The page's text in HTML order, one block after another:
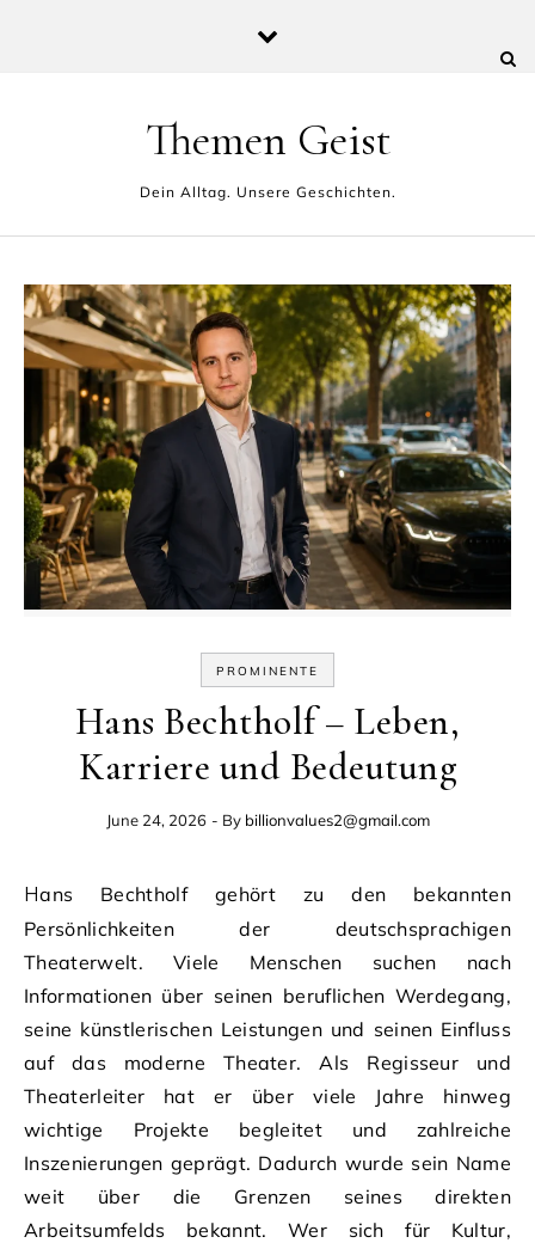
Themen Geist
Dein Alltag. Unsere Geschichten.
PROMINENTE
Hans Bechtholf – Leben,
Karriere und Bedeutung
June 24, 2026 - By billionvalues2@gmail.com
Hans Bechtholf gehört zu den bekannten
Persönlichkeiten der deutschsprachigen
Theaterwelt. Viele Menschen suchen nach
Informationen über seinen beruflichen Werdegang,
seine künstlerischen Leistungen und seinen Einfluss
auf das moderne Theater. Als Regisseur und
Theaterleiter hat er über viele Jahre hinweg
wichtige Projekte begleitet und zahlreiche
Inszenierungen geprägt. Dadurch wurde sein Name
weit über die Grenzen seines direkten
Arbeitsumfelds bekannt. Wer sich für Kultur,